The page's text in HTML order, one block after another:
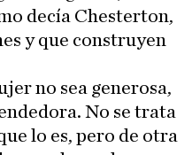
decía Chesterton,
y que construyen
no sea generosa,
No se trata
lo es, pero de otra